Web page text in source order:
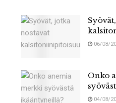
06/08/
Onko
04/08/